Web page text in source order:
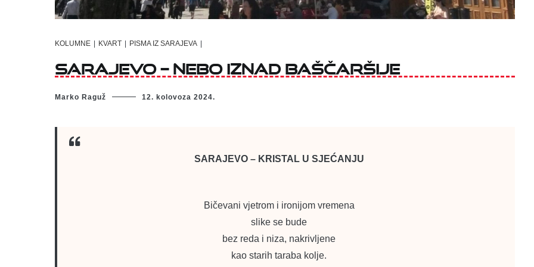
KOLUMNE KVART PISMA IZ SARAJEVA
Sarajevo – nebo iznad Baščaršije
Marko Raguž 12. kolovoza 2024.
SARAJEVO – KRISTAL U SJEĆANJU
Bičevani vjetrom i ironijom vremena
slike se bude
bez reda i niza, nakrivljene
kao starih taraba kolje.